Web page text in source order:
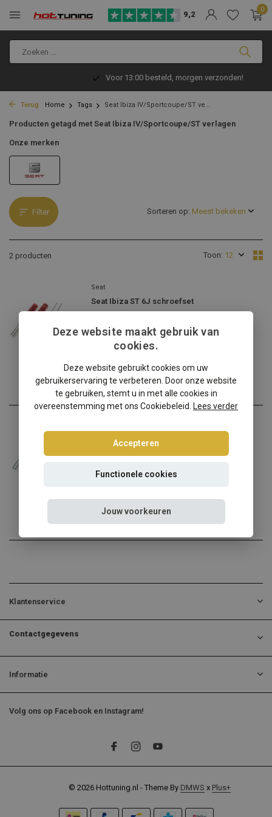
9,2
0
Voor 13:00 besteld, morgen verzonden!
Terug Home Tags Seat Ibiza IV/Sportcoupe/ST ve...
Producten getagd met Seat Ibiza IV/Sportcoupe/ST verlagen
Onze merken
Filter
2 producten Toon:
Sorteren op:
Seat
Seat Ibiza ST 6J schroefset
€274,95
Seat Ibiza ST 6J Tuning Art schroefset
Natuurlijk hebben wij ook...
€254,95
Klantenservice
Contactgegevens
Informatie
Volg ons op Facebook en Instagram!
© 2026 Hottuning.nl - Theme By DMWS x Plus+
Deze website maakt gebruik van
cookies.
Deze website gebruikt cookies om uw
gebruikerservaring te verbeteren. Door onze website
te gebruiken, stemt u in met alle cookies in
overeenstemming met ons Cookiebeleid.
Lees verder
Accepteren
Functionele cookies
Jouw voorkeuren